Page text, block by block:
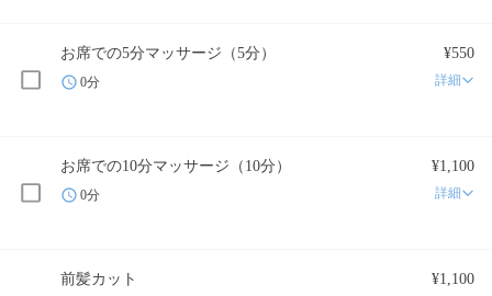
お席での5分マッサージ（5分） ¥550
0分 詳細
お席での10分マッサージ（10分） ¥1,100
0分 詳細
前髪カット ¥1,100